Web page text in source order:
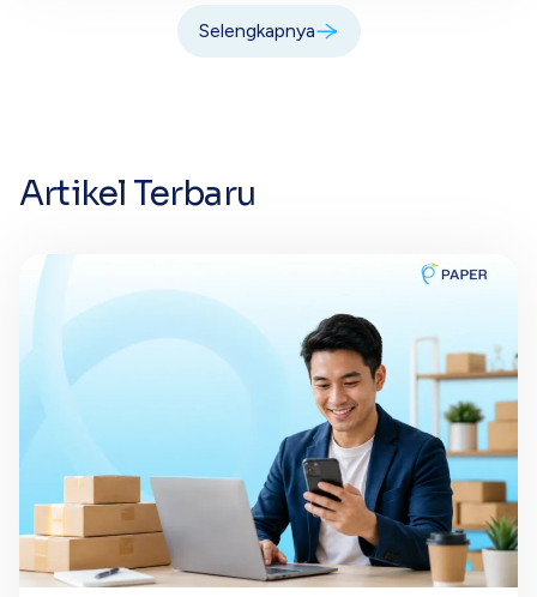
Selengkapnya
Artikel Terbaru